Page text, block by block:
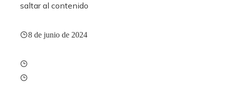
saltar al contenido
8 de junio de 2024